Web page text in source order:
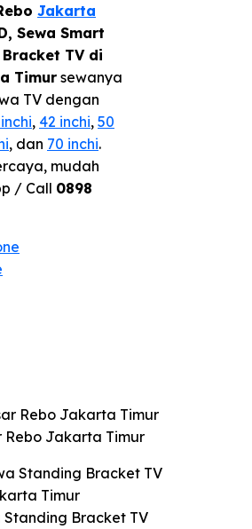
Jakarta
Sewa Smart
Bracket TV di
Timur sewanya
TV dengan
, 42 inchi, 50
, dan 70 inchi.
mudah
/ Call 0898
Rebo Jakarta Timur
Standing Bracket TV